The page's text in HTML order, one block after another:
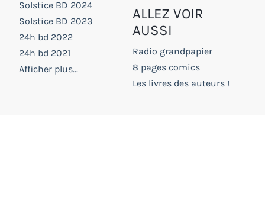
Solstice BD 2024
Solstice BD 2023
24h bd 2022
24h bd 2021
Afficher plus...
ALLEZ VOIR
AUSSI
Radio grandpapier
8 pages comics
Les livres des auteurs !